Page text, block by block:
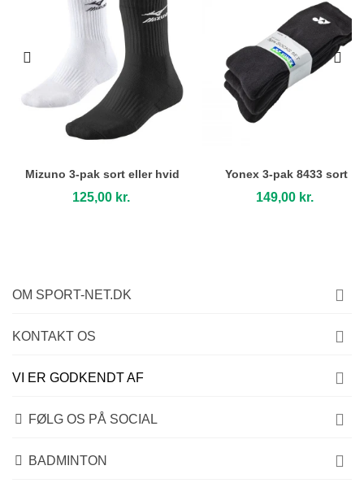
Mizuno 3-pak sort eller hvid
125,00 kr.
Yonex 3-pak 8433 sort
149,00 kr.
OM SPORT-NET.DK
KONTAKT OS
VI ER GODKENDT AF
FØLG OS PÅ SOCIAL
BADMINTON